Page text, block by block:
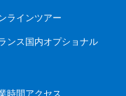
ラインツアー
ンス国内オプショナル
時間アクセス